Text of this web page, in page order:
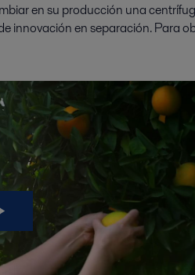
en su producción una
innovación en separación. Para